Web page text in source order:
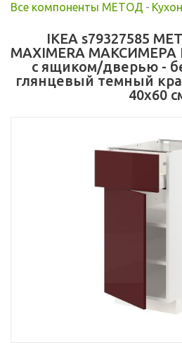
Все компоненты МЕТОД -
IKEA s79327585
MAXIMERA
с ящиком/дверью -
глянцевый темный
40x60